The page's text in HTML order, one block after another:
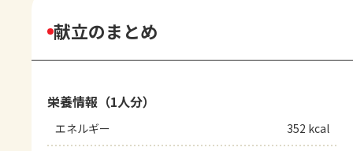
献立のまとめ
栄養情報（1人分）
エネルギー 352 kcal